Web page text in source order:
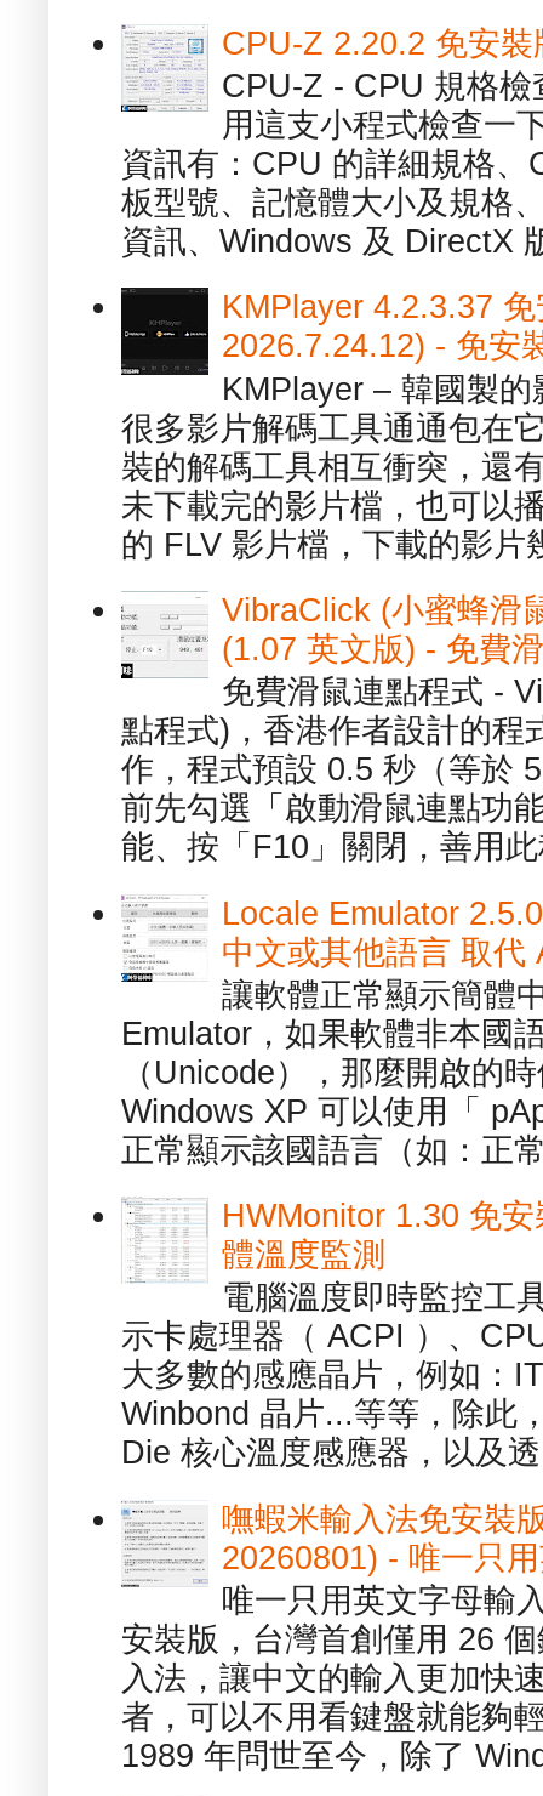
CPU-Z 2.20.2 免安
CPU-Z - CPU 規格
用這支小程式檢查一
資訊有：CPU 的詳細規格
板型號、記憶體大小及規格
資訊、Windows 及 DirectX
KMPlayer 4.2.3.37
2026.7.24.12) - 免安
KMPlayer – 韓國製
很多影片解碼工具通通包在
裝的解碼工具相互衝突，還
未下載完的影片檔，也可以
的 FLV 影片檔，下載的影片
VibraClick (小蜜蜂滑
(1.07 英文版) - 免費
免費滑鼠連點程式 -
點程式)，香港作者設計的程
作，程式預設 0.5 秒（等於
前先勾選「啟動滑鼠連點功
能、按「F10」關閉，善用
Locale Emulator
中文或其他語言 取代
讓軟體正常顯示簡體
Emulator，如果軟體非本國
（Unicode），那麼開啟的
Windows XP 可以使用「
正常顯示該國語言（如：正
HWMonitor 1.30 免
體溫度監測
電腦溫度即時監控工
示卡處理器（ ACPI ）、
大多數的感應晶片，例如：
Winbond 晶片...等等，除此
Die 核心溫度感應器，以及
嘸蝦米輸入法免安裝
20260801) - 唯一只
唯一只用英文字母輸
安裝版，台灣首創僅用 26
入法，讓中文的輸入更加快
者，可以不用看鍵盤就能夠
1989 年問世至今，除了